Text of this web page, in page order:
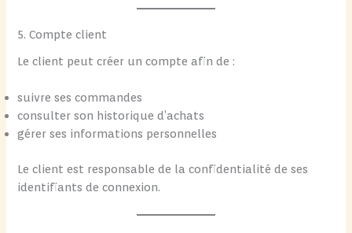
5. Compte client
Le client peut créer un compte afin de :
suivre ses commandes
consulter son historique d’achats
gérer ses informations personnelles
Le client est responsable de la confidentialité de ses
identifiants de connexion.